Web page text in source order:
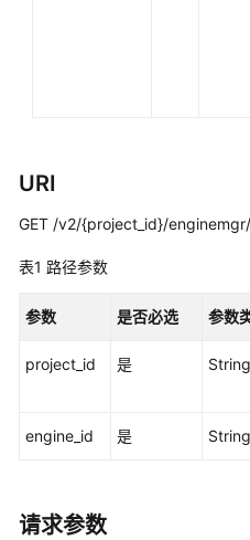
参
考
前
URI
GET /v2/{project_id}/
表1 路径参数
参数 是否必选 参数
project_id 是 String
engine_id 是 String
请求参数